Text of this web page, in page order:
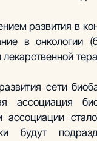
развития в
в онкологии
сети
ассоциация
ассоциации
будут